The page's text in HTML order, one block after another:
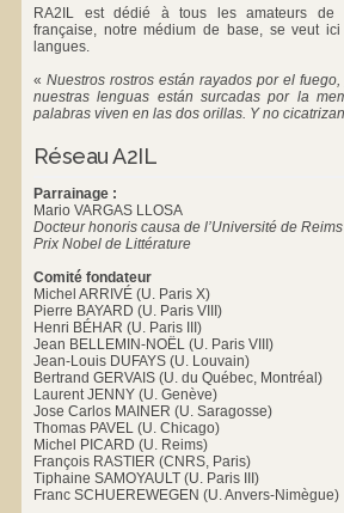
RA2IL est dédié à tous les amateurs de
française, notre médium de base, se veut
langues.
« Nuestros rostros están rayados por el
nuestras lenguas están surcadas por la
palabras viven en las dos orillas. Y no cicatrizan
Réseau A2IL
Parrainage :
Mario VARGAS LLOSA
Docteur honoris causa de l’Université de Reims
Prix Nobel de Littérature
Comité fondateur
Michel ARRIVÉ (U. Paris X)
Pierre BAYARD (U. Paris VIII)
Henri BÉHAR (U. Paris III)
Jean BELLEMIN-NOËL (U. Paris VIII)
Jean-Louis DUFAYS (U. Louvain)
Bertrand GERVAIS (U. du Québec, Montréal)
Laurent JENNY (U. Genève)
Jose Carlos MAINER (U. Saragosse)
Thomas PAVEL (U. Chicago)
Michel PICARD (U. Reims)
François RASTIER (CNRS, Paris)
Tiphaine SAMOYAULT (U. Paris III)
Franc SCHUEREWEGEN (U. Anvers-Nimègue)